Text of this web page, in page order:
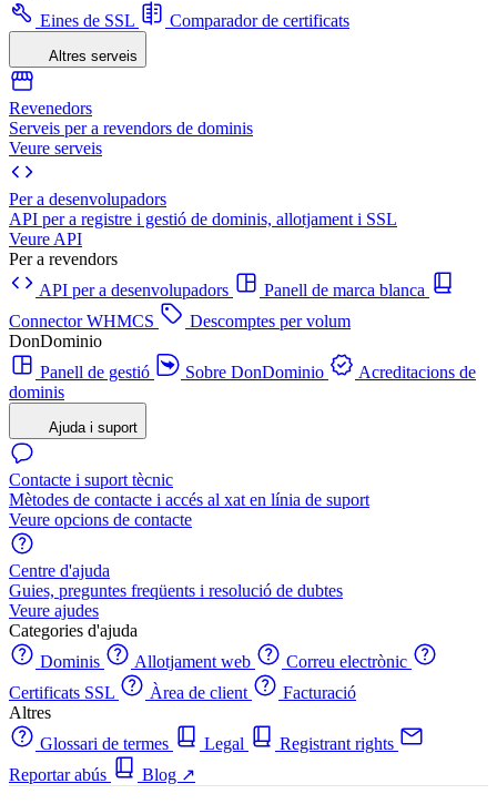
Eines de SSL
Comparador de certificats
Altres serveis
Revenedors
Serveis per a revendors de dominis
Veure serveis
Per a desenvolupadors
API per a registre i gestió de dominis, allotjament i SSL
Veure API
Per a revendors
API per a desenvolupadors
Panell de marca blanca
Connector WHMCS
Descomptes per volum
DonDominio
Panell de gestió
Sobre DonDominio
Acreditacions de
dominis
Ajuda i suport
Contacte i suport tècnic
Mètodes de contacte i accés al xat en línia de suport
Veure opcions de contacte
Centre d'ajuda
Guies, preguntes freqüents i resolució de dubtes
Veure ajudes
Categories d'ajuda
Dominis
Allotjament web
Correu electrònic
Certificats SSL
Àrea de client
Facturació
Altres
Glossari de termes
Legal
Registrant rights
Reportar abús
Blog ↗